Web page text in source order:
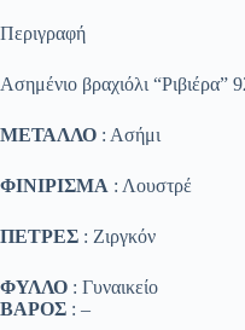
Περιγραφή
Ασημένιο βραχιόλι
ΜΕΤΑΛΛΟ : Ασήμι
ΦΙΝΙΡΙΣΜΑ : Λουστρέ
ΠΕΤΡΕΣ : Ζιργκόν
ΦΥΛΛΟ : Γυναικείο
ΒΑΡΟΣ : –